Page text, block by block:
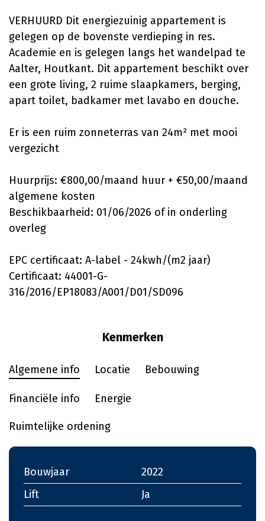
VERHUURD Dit energiezuinig appartement is
gelegen op de bovenste verdieping in res.
Academie en is gelegen langs het wandelpad te
Aalter, Houtkant. Dit appartement beschikt over
een grote living, 2 ruime slaapkamers, berging,
apart toilet, badkamer met lavabo en douche.
Er is een ruim zonneterras van 24m² met mooi
vergezicht
Huurprijs: €800,00/maand huur + €50,00/maand
algemene kosten
Beschikbaarheid: 01/06/2026 of in onderling
overleg
EPC certificaat: A-label - 24kwh/(m2 jaar)
Certificaat: 44001-G-
316/2016/EP18083/A001/D01/SD096
Kenmerken
Algemene info Locatie Bebouwing
Financiële info Energie
Ruimtelijke ordening
Bouwjaar
2022
Lift
Ja